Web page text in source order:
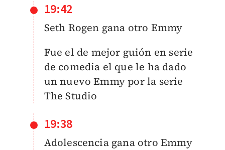
19:42
Seth Rogen gana otro Emmy
Fue el de mejor guión en serie
de comedia el que le ha dado
un nuevo Emmy por la serie
The Studio
19:38
Adolescencia gana otro Emmy